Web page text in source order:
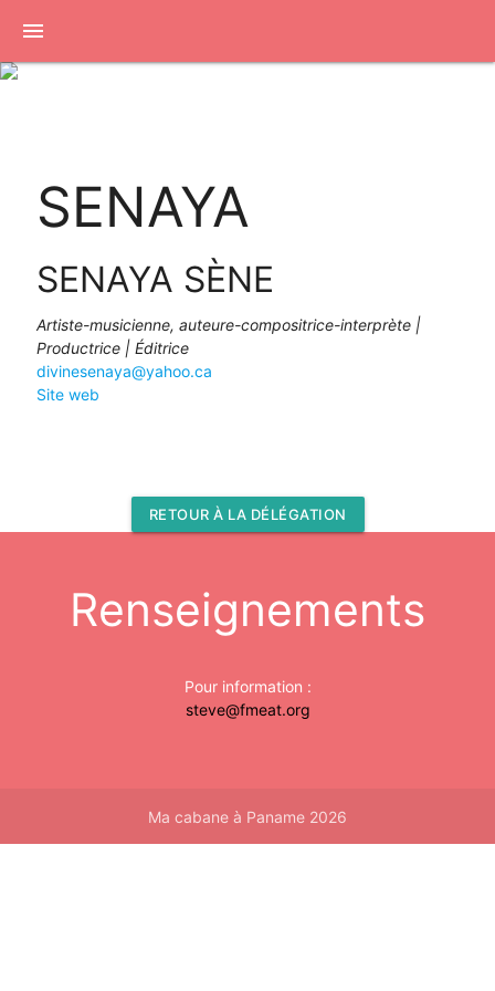
menu
SENAYA
SENAYA SÈNE
Artiste-musicienne, auteure-compositrice-interprète |
Productrice | Éditrice
divinesenaya@yahoo.ca
Site web
RETOUR À LA DÉLÉGATION
Renseignements
Pour information :
steve@fmeat.org
Ma cabane à Paname 2026